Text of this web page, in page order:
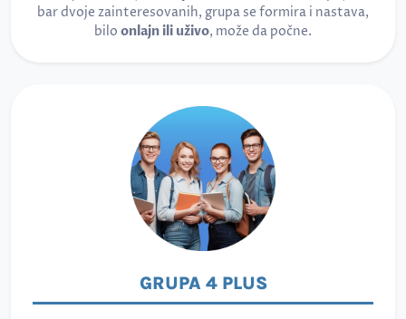
bar dvoje zainteresovanih, grupa se formira i nastava,
bilo onlajn ili uživo, može da počne.
GRUPA 4 PLUS